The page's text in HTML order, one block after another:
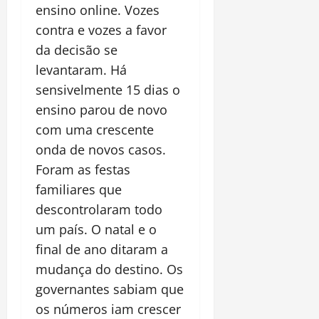
ensino online. Vozes
contra e vozes a favor
da decisão se
levantaram. Há
sensivelmente 15 dias o
ensino parou de novo
com uma crescente
onda de novos casos.
Foram as festas
familiares que
descontrolaram todo
um país. O natal e o
final de ano ditaram a
mudança do destino. Os
governantes sabiam que
os números iam crescer